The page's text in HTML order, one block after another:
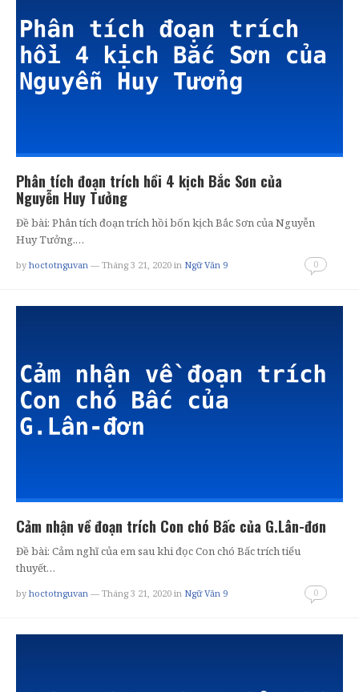
Phân tích đoạn trích hồi 4 kịch Bắc Sơn của
Nguyễn Huy Tưởng
Đề bài: Phân tích đoạn trích hồi bốn kịch Bắc Sơn của Nguyễn
Huy Tưởng.…
by hoctotnguvan — Tháng 3 21, 2020 in Ngữ Văn 9 0
Cảm nhận về đoạn trích Con chó Bấc của G.Lân-đơn
Đề bài: Cảm nghĩ của em sau khi đọc Con chó Bấc trích tiểu
thuyết…
by hoctotnguvan — Tháng 3 21, 2020 in Ngữ Văn 9 0